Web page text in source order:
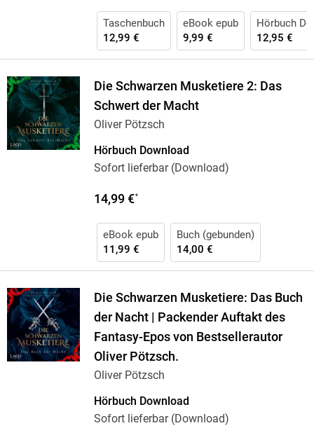
Taschenbuch
12,99 €
eBook epub
9,99 €
Hörbuch
12,95 €
Die Schwarzen Musketiere 2: Das
Schwert der Macht
Oliver Pötzsch
Hörbuch Download
Sofort lieferbar (Download)
14,99 €*
eBook epub
11,99 €
Buch (gebunden)
14,00 €
Die Schwarzen Musketiere: Das Buch
der Nacht | Packender Auftakt des
Fantasy-Epos von Bestsellerautor
Oliver Pötzsch.
Oliver Pötzsch
Hörbuch Download
Sofort lieferbar (Download)